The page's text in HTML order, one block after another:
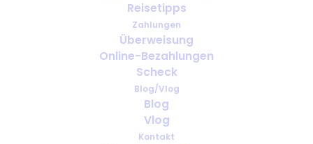
Reisetipps
Zahlungen
Überweisung
Online-Bezahlungen
Scheck
Blog/Vlog
Blog
Vlog
Kontakt